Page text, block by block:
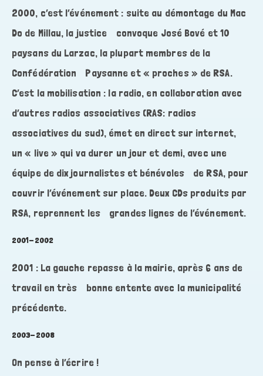
2000, c’est l’événement : suite au démontage du Mac
Do de Millau, la justice convoque José Bové et 10
paysans du Larzac, la plupart membres de la
Confédération Paysanne et « proches » de RSA.
C’est la mobilisation : la radio, en collaboration avec
d’autres radios associatives (RAS: radios
associatives du sud), émet en direct sur internet,
un « live » qui va durer un jour et demi, avec une
équipe de dix journalistes et bénévoles de RSA, pour
couvrir l’événement sur place. Deux CDs produits par
RSA, reprennent les grandes lignes de l’événement.
2001-2002
2001 : La gauche repasse à la mairie, après 6 ans de
travail en très bonne entente avec la municipalité
précédente.
2003-2008
On pense à l’écrire !